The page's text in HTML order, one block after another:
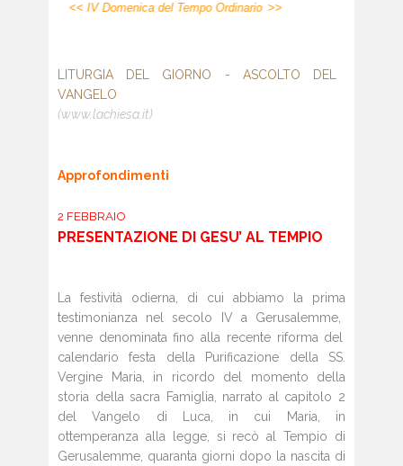
<< IV Domenica del Tempo Ordinario >>
LITURGIA DEL GIORNO - ASCOLTO DEL
VANGELO
(www.lachiesa.it)
Approfondimenti
2 FEBBRAIO
PRESENTAZIONE DI GESU’ AL TEMPIO
La festività odierna, di cui abbiamo la prima
testimonianza nel secolo IV a Gerusalemme,
venne denominata fino alla recenteriforma del
calendario festa della Purificazione della SS.
Vergine Maria, in ricordo del momento della
storia della sacra Famiglia,
narrato al capitolo 2
del Vangelo di Luca, in cui Maria, in
ottemperanza alla legge, si recò al Tempio di
Gerusalemme, quaranta giorni dopo la nascita di